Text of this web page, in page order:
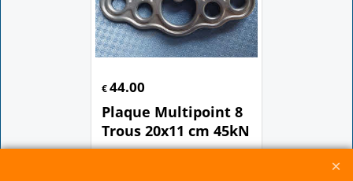
Cliquez ici Cliquez ici